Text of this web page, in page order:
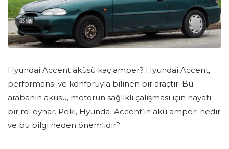
Hyundai Accent aküsü kaç amper? Hyundai Accent,
performansı ve konforuyla bilinen bir araçtır. Bu
arabanın aküsü, motorun sağlıklı çalışması için hayati
bir rol oynar. Peki, Hyundai Accent’in akü amperi nedir
ve bu bilgi neden önemlidir?